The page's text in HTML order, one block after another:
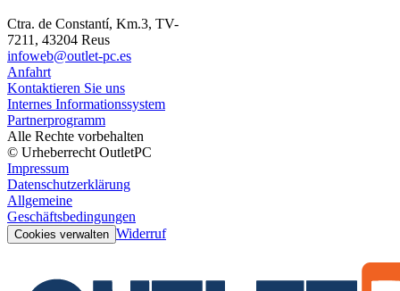
Ctra. de Constantí, Km.3, TV-
7211, 43204 Reus
infoweb@outlet-pc.es
Anfahrt
Kontaktieren Sie uns
Internes Informationssystem
Partnerprogramm
Alle Rechte vorbehalten
© Urheberrecht OutletPC
Impressum
Datenschutzerklärung
Allgemeine
Geschäftsbedingungen
Cookies verwalten Widerruf